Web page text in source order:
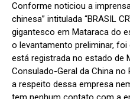
Conforme noticiou a
chinesa” intitulada “BRASIL
gigantesco em Mataraca do
o levantamento preliminar,
está registrada no estado de
Consulado-Geral da China
a respeito dessa empresa